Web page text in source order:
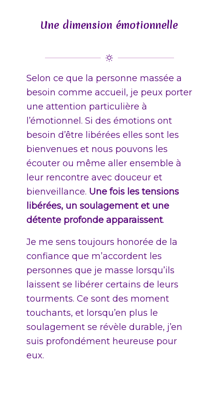
Une dimension émotionnelle
Selon ce que la personne massée a
besoin comme accueil, je peux porter
une attention particulière à
l’émotionnel. Si des émotions ont
besoin d’être libérées elles sont les
bienvenues et nous pouvons les
écouter ou même aller ensemble à
leur rencontre avec douceur et
bienveillance. Une fois les tensions
libérées, un soulagement et une
détente profonde apparaissent.
Je me sens toujours honorée de la
confiance que m’accordent les
personnes que je masse lorsqu’ils
laissent se libérer certains de leurs
tourments. Ce sont des moment
touchants, et lorsqu’en plus le
soulagement se révèle durable, j’en
suis profondément heureuse pour
eux.